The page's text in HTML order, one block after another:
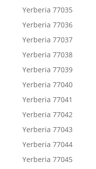
Yerberia 77035
Yerberia 77036
Yerberia 77037
Yerberia 77038
Yerberia 77039
Yerberia 77040
Yerberia 77041
Yerberia 77042
Yerberia 77043
Yerberia 77044
Yerberia 77045